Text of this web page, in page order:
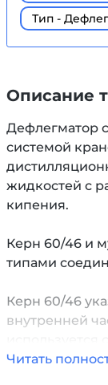
Тип -
Описание
Дефлегматор
системой
жидкостей с
кипения.
Керн 60/46 и
типами
Керн 60/46
внутренней
внешнего
Читать